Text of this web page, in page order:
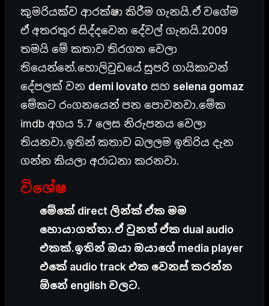
කුමරියක්ව ආරක්ෂා කිරීම ගැනයි.ඒ වගේම
ඒ අතරතුර සිද්දවෙන දේවල් ගැනයි.2009
තමයි මේ කතාව තිරගත වෙලා
තියෙන්නේ.හොලිවුඩයේ සුපරි ගායිකාවන්
දේපලක් වන demi lovato සහ selena gomaz
මේකට රංගනයෙන් පන පොවනවා.මේක
imdb අගය 5.7 ලෙස නිරුපනය වෙලා
තියනවා.ඉතින් කතාව බලලම ඉතිරිය දැන
ගන්න කියලා අරාධනා කරනවා.
විශේෂ
මේකේ direct ලින්ක් ඒක මම
හොයාගත්තා.ඒ වුනත් ඒක dual audio
එකක්.ඉතින් ඔයා ඔයාගේ media player
එකේ audio track එක වෙනස් කරන්න
ඕනේ english වලට.